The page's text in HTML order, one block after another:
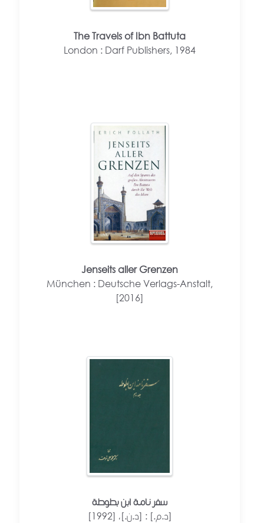
The Travels of Ibn Battuta
London : Darf Publishers, 1984
Jenseits aller Grenzen
München : Deutsche Verlags-Anstalt,
[2016]
سفر نامة ابن بطوطة
[د.م.] : [د.ن.]، [1992]